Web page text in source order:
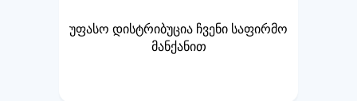
უფასო დისტრიბუცია ჩვენი საფირმო
მანქანით